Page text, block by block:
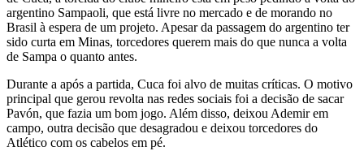
argentino Sampaoli, que está livre no mercado e de morando no
Brasil à espera de um projeto. Apesar da passagem do argentino ter
sido curta em Minas, torcedores querem mais do que nunca a volta
de Sampa o quanto antes.
Durante a após a partida, Cuca foi alvo de muitas críticas. O motivo
principal que gerou revolta nas redes sociais foi a decisão de sacar
Pavón, que fazia um bom jogo. Além disso, deixou Ademir em
campo, outra decisão que desagradou e deixou torcedores do
Atlético com os cabelos em pé.